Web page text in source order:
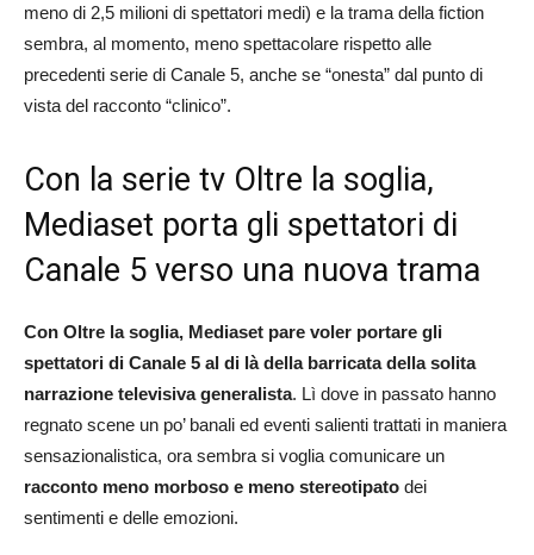
meno di 2,5 milioni di spettatori medi) e la trama della fiction
sembra, al momento, meno spettacolare rispetto alle
precedenti serie di Canale 5, anche se “onesta” dal punto di
vista del racconto “clinico”.
Con la serie tv Oltre la soglia,
Mediaset porta gli spettatori di
Canale 5 verso una nuova trama
Con Oltre la soglia, Mediaset pare voler portare gli
spettatori di Canale 5 al di là della barricata della solita
narrazione televisiva generalista. Lì dove in passato hanno
regnato scene un po’ banali ed eventi salienti trattati in maniera
sensazionalistica, ora sembra si voglia comunicare un
racconto meno morboso e meno stereotipato dei
sentimenti e delle emozioni.